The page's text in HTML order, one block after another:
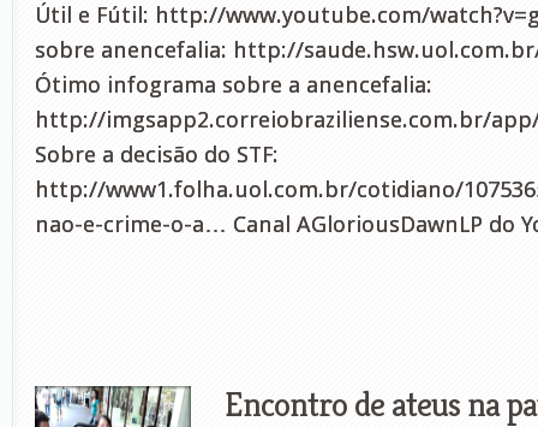
Útil e Fútil: http://www.youtube.com/
sobre anencefalia: http://
Ótimo infograma sobre a anencefalia:
http://imgsapp2.correiobraziliense.com.br/
Sobre a decisão do STF:
http://www1.folha.uol.com.br/cotidiano/
nao-e-crime-o-a… Canal AGloriousDawnLP do
Encontro de ateus na